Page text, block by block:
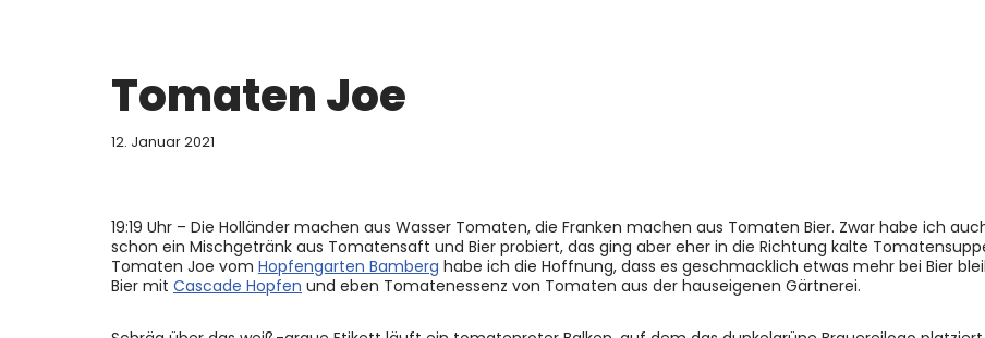
Tomaten Joe
12. Januar 2021
19:19 Uhr – Die Holländer machen aus Wasser Tomaten, die Franken machen aus Tomaten Bier. Zwar habe ich
schon ein Mischgetränk aus Tomatensaft und Bier probiert, das ging aber eher in die Richtung kalte
Tomaten Joe vom Hopfengarten Bamberg habe ich die Hoffnung, dass es geschmacklich etwas mehr bei Bier
Bier mit Cascade Hopfen und eben Tomatenessenz von Tomaten aus der hauseigenen Gärtnerei.